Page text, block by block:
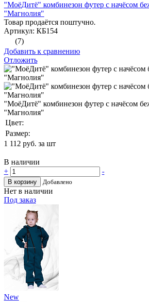
"МоёДитё" комбинезон футер с начёсом
"Магнолия"
Товар продаётся поштучно.
Артикул: КБ154
(7)
Добавить к сравнению
Отложить
"МоёДитё" комбинезон футер с начёсом
"Магнолия"
Цвет:
Размер:
1 112 руб. за шт
В наличии
+
-
В корзину Добавлено
Нет в наличии
Под заказ
New